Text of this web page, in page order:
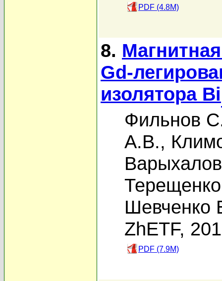
PDF (4.8M)
8.
Gd-
изолятора Bi
Фильнов
А.В.,
Шевченко
ZhETF,
PDF (7.9M)